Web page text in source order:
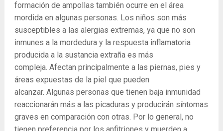
formación de ampollas también ocurre en el área
mordida en algunas personas. Los niños son más
susceptibles a las alergias extremas, ya que no son
inmunes a la mordedura y la respuesta inflamatoria
producida a la sustancia extraña es más
compleja. Afectan principalmente a las piernas, pies y
áreas expuestas de la piel que pueden
alcanzar. Algunas personas que tienen baja inmunidad
reaccionarán más a las picaduras y producirán síntomas
graves en comparación con otras. Por lo general, no